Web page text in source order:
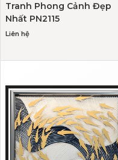
Tranh Phong Cảnh Đẹp
Nhất PN2115
Liên hệ